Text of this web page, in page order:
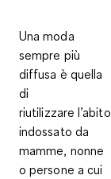
Una moda
sempre più
diffusa è quella
di
riutilizzarel’abito
indossato da
mamme, nonne
o persone a cui